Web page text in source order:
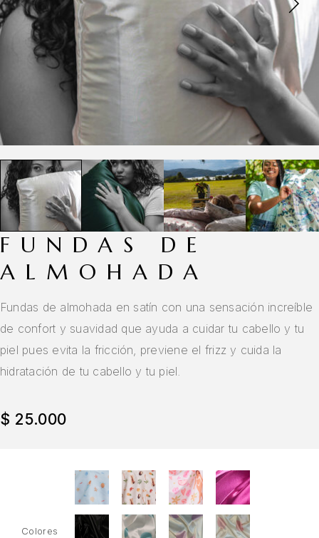
FUNDAS DE
ALMOHADA
Fundas de almohada en satín con una sensación increíble
de confort y suavidad que ayuda a cuidar tu cabello y tu
piel pues evita la fricción, previene el frizz y cuida la
hidratación de tu cabello y tu piel.
$ 25.000
Colores